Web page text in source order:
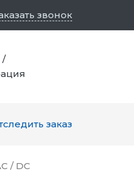
/ DC
звонок
/
заказ